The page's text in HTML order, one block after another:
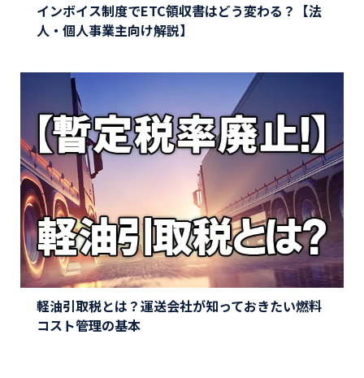
インボイス制度でETC領収書はどう変わる？【法
人・個人事業主向け解説】
軽油引取税とは？運送会社が知っておきたい燃料
コスト管理の基本